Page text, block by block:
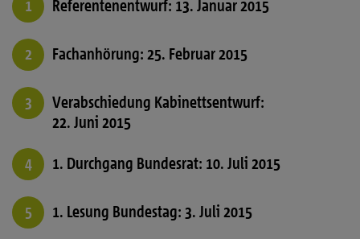
Referentenentwurf: 13. Januar 2015
Fachanhörung: 25. Februar 2015
Verabschiedung Kabinettsentwurf:
22. Juni 2015
1. Durchgang Bundesrat: 10. Juli 2015
1. Lesung Bundestag: 3. Juli 2015